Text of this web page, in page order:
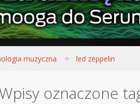
Produkcja muzyczna
Bitwig Studio od
Sound Forge od
muzyczna led zeppelin
Wpisy oznaczone